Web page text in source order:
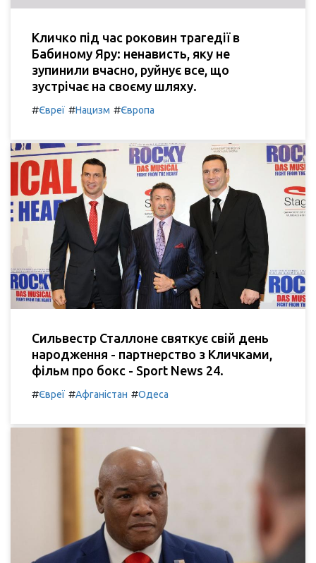
Кличко під час роковин трагедії в
Бабиному Яру: ненависть, яку не
зупинили вчасно, руйнує все, що
зустрічає на своєму шляху.
#Євреї #Нацизм #Європа
Сильвестр Сталлоне святкує свій день
народження - партнерство з Кличками,
фільм про бокс - Sport News 24.
#Євреї #Афганістан #Одеса